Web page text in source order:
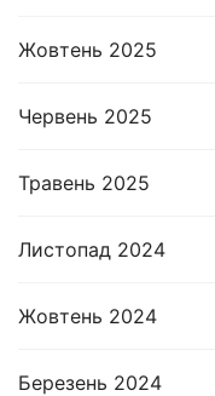
Жовтень 2025
Червень 2025
Травень 2025
Листопад 2024
Жовтень 2024
Березень 2024